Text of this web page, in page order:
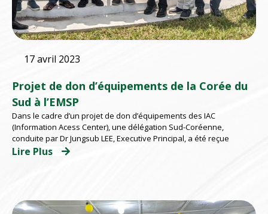
17 avril 2023
Projet de don d’équipements de la Corée du
Sud à l’EMSP
Dans le cadre d’un projet de don d’équipements des IAC
(Information Acess Center), une délégation Sud-Coréenne,
conduite par Dr Jungsub LEE, Executive Principal, a été reçue
Lire Plus